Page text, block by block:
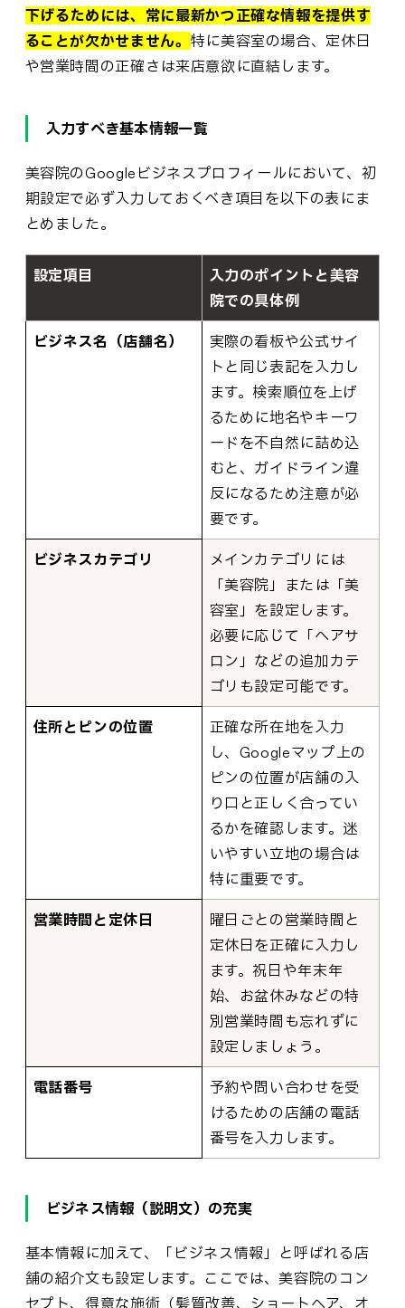
下げるためには、常に最新かつ正確な情報を提供す
ることが欠かせません。 特に美容室の場合、定休日
や営業時間の正確さは来店意欲に直結します。
入力すべき基本情報一覧
美容院のGoogleビジネスプロフィールにおいて、初
期設定で必ず入力しておくべき項目を以下の表にま
とめました。
設定項目
入力のポイントと美容
院での具体例
ビジネス名（店舗名）
実際の看板や公式サイ
トと同じ表記を入力し
ます。検索順位を上げ
るために地名やキーワ
ードを不自然に詰め込
むと、ガイドライン違
反になるため注意が必
要です。
ビジネスカテゴリ
メインカテゴリには
「美容院」または「美
容室」を設定します。
必要に応じて「ヘアサ
ロン」などの追加カテ
ゴリも設定可能です。
住所とピンの位置
正確な所在地を入力
し、Googleマップ上の
ピンの位置が店舗の入
り口と正しく合ってい
るかを確認します。迷
いやすい立地の場合は
特に重要です。
営業時間と定休日
曜日ごとの営業時間と
定休日を正確に入力し
ます。祝日や年末年
始、お盆休みなどの特
別営業時間も忘れずに
設定しましょう。
電話番号
予約や問い合わせを受
けるための店舗の電話
番号を入力します。
ビジネス情報（説明文）の充実
基本情報に加えて、「ビジネス情報」と呼ばれる店
舗の紹介文も設定します。ここでは、美容院のコン
セプト、得意な施術（髪質改善、ショートヘア、オ